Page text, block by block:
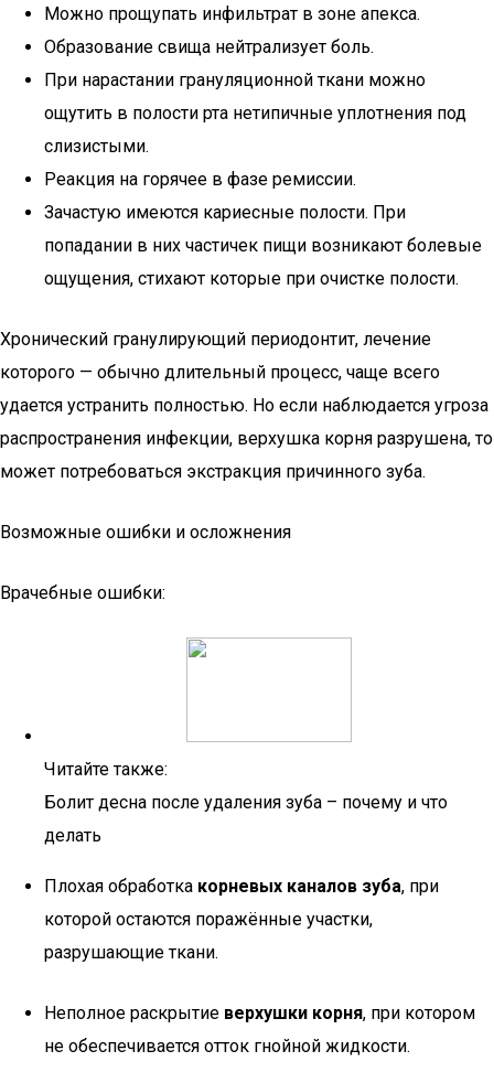
Можно прощупать инфильтрат в зоне апекса.
Образование свища нейтрализует боль.
При нарастании грануляционной ткани можно
ощутить в полости рта нетипичные уплотнения под
слизистыми.
Реакция на горячее в фазе ремиссии.
Зачастую имеются кариесные полости. При
попадании в них частичек пищи возникают болевые
ощущения, стихают которые при очистке полости.
Хронический гранулирующий периодонтит, лечение
которого — обычно длительный процесс, чаще всего
удается устранить полностью. Но если наблюдается угроза
распространения инфекции, верхушка корня разрушена, то
может потребоваться экстракция причинного зуба.
Возможные ошибки и осложнения
Врачебные ошибки:
Читайте также:
Болит десна после удаления зуба – почему и что
делать
Плохая обработка корневых каналов зуба, при
которой остаются поражённые участки,
разрушающие ткани.
Неполное раскрытие верхушки корня, при котором
не обеспечивается отток гнойной жидкости.